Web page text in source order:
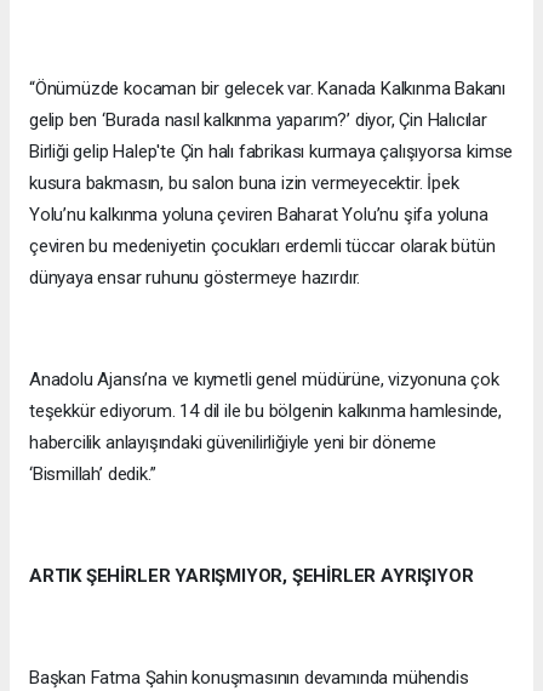
“Önümüzde kocaman bir gelecek var. Kanada Kalkınma Bakanı
gelip ben ‘Burada nasıl kalkınma yaparım?’ diyor, Çin Halıcılar
Birliği gelip Halep'te Çin halı fabrikası kurmaya çalışıyorsa kimse
kusura bakmasın, bu salon buna izin vermeyecektir. İpek
Yolu’nu kalkınma yoluna çeviren Baharat Yolu’nu şifa yoluna
çeviren bu medeniyetin çocukları erdemli tüccar olarak bütün
dünyaya ensar ruhunu göstermeye hazırdır.
Anadolu Ajansı’na ve kıymetli genel müdürüne, vizyonuna çok
teşekkür ediyorum. 14 dil ile bu bölgenin kalkınma hamlesinde,
habercilik anlayışındaki güvenilirliğiyle yeni bir döneme
‘Bismillah’ dedik.”
ARTIK ŞEHİRLER YARIŞMIYOR, ŞEHİRLER AYRIŞIYOR
Başkan Fatma Şahin konuşmasının devamında mühendis